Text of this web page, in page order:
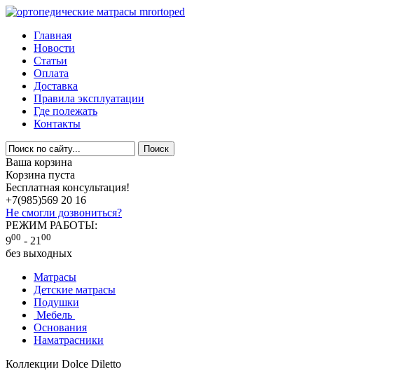
Главная
Новости
Статьи
Оплата
Доставка
Правила эксплуатации
Где полежать
Контакты
Ваша корзина
Корзина пуста
Бесплатная консультация!
+7(985)569 20 16
Не смогли дозвониться?
РЕЖИМ РАБОТЫ:
900 - 21 00
без выходных
Матрасы
Детские матрасы
Подушки
Мебель
Основания
Наматрасники
Коллекции Dolce Diletto